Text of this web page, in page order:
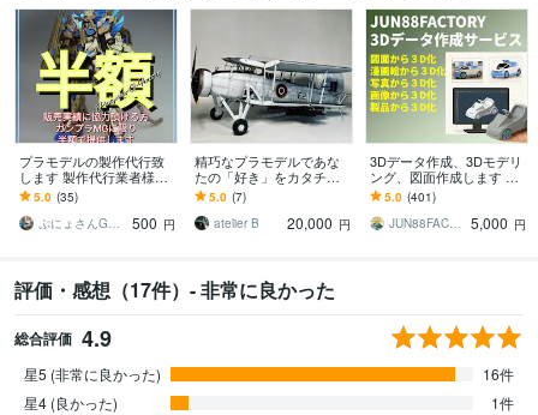
プラモデルの製作代行致
します 製作代行業者様に
納品してきた品質でお届
けします！
5.0 (35)
ぷにょさんGファクトリー
500 円
精巧なプラモデルであな
たの「好き」をカタチに
します Bring joy to your sp
ace.
5.0 (7)
atelier B
20,000 円
3Dデータ作成、3Dモデリ
ング、図面作成します ア
クセサリー、3Dプリン
ト、3Dデータ、モデリン
グします！！
5.0 (401)
JUN88FACTORY
5,000 円
評価・感想（17件）- 非常に良かった
総合評価 4.9
星5 (非常に良かった)
16件
星4 (良かった)
1件